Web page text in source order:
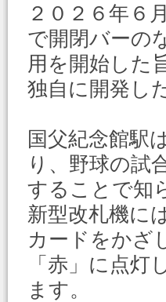
２０２６年６
で開閉バーの
用を開始した
独自に開発し
国父紀念館駅
り、野球の試
することで知
新型改札機に
カードをかざ
「赤」に点
ます。